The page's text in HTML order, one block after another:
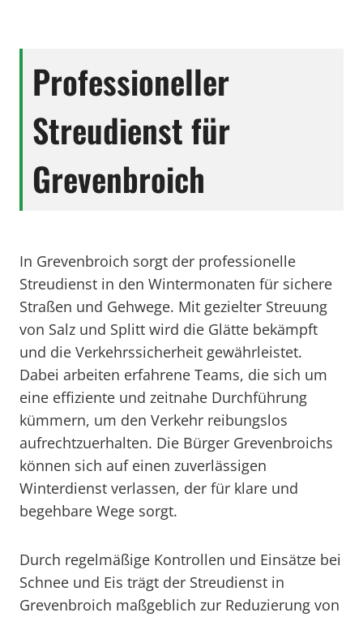
Professioneller
Streudienst für
Grevenbroich
In Grevenbroich sorgt der professionelle
Streudienst in den Wintermonaten für sichere
Straßen und Gehwege. Mit gezielter Streuung
von Salz und Splitt wird die Glätte bekämpft
und die Verkehrssicherheit gewährleistet.
Dabei arbeiten erfahrene Teams, die sich um
eine effiziente und zeitnahe Durchführung
kümmern, um den Verkehr reibungslos
aufrechtzuerhalten. Die Bürger Grevenbroichs
können sich auf einen zuverlässigen
Winterdienst verlassen, der für klare und
begehbare Wege sorgt.
Durch regelmäßige Kontrollen und Einsätze bei
Schnee und Eis trägt der Streudienst in
Grevenbroich maßgeblich zur Reduzierung von